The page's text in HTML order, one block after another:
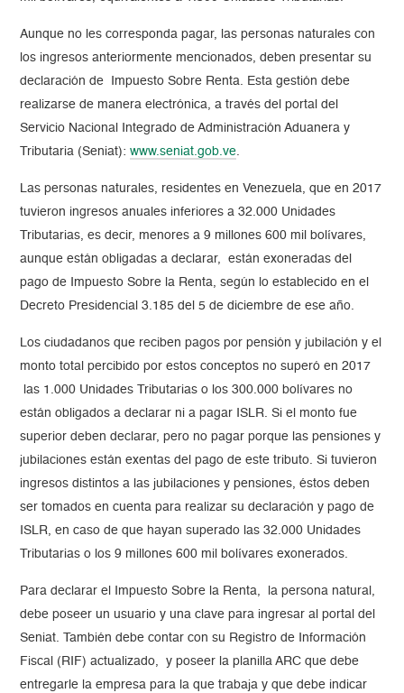
Aunque no les corresponda pagar, las personas naturales con
los ingresos anteriormente mencionados, deben presentar su
declaración de Impuesto Sobre Renta. Esta gestión debe
realizarse de manera electrónica, a través del portal del
Servicio Nacional Integrado de Administración Aduanera y
Tributaria (Seniat):www.seniat.gob.ve.
Las personas naturales, residentes en Venezuela, que en 2017
tuvieron ingresos anuales inferiores a 32.000 Unidades
Tributarias, es decir, menores a 9 millones 600 mil bolívares,
aunque están obligadas a declarar, están exoneradas del
pago de Impuesto Sobre la Renta, según lo establecido en el
Decreto Presidencial 3.185 del 5 de diciembre de ese año.
Los ciudadanos que reciben pagos por pensión y jubilación y el
monto total percibido por estos conceptos no superó en 2017
las 1.000 Unidades Tributarias o los 300.000 bolívares no
están obligados a declarar ni a pagar ISLR. Si el monto fue
superior deben declarar, pero no pagar porque las pensiones y
jubilaciones están exentas del pago de este tributo. Si tuvieron
ingresos distintos a las jubilaciones y pensiones, éstos deben
ser tomados en cuenta para realizar su declaración y pago de
ISLR, en caso de que hayan superado las 32.000 Unidades
Tributarias o los 9 millones 600 mil bolívares exonerados.
Para declarar el Impuesto Sobre la Renta, la persona natural,
debe poseer un usuario y una clave para ingresar al portal del
Seniat. También debe contar con su Registro de Información
Fiscal (RIF) actualizado, y poseer la planilla ARC que debe
entregarle la empresa para la que trabaja y que debe indicar